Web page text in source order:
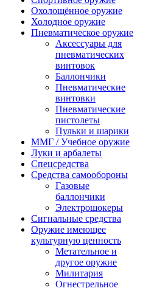
Охолощённое оружие
Холодное оружие
Пневматическое оружие
Аксессуары для
пневматических
винтовок
Баллончики
Пневматические
винтовки
Пневматические
пистолеты
Пульки и шарики
ММГ / Учебное оружие
Луки и арбалеты
Спецсредства
Средства самообороны
Газовые
баллончики
Электрошокеры
Сигнальные средства
Оружие имеющее
культурную ценность
Метательное и
другое оружие
Милитария
Огнестрельное